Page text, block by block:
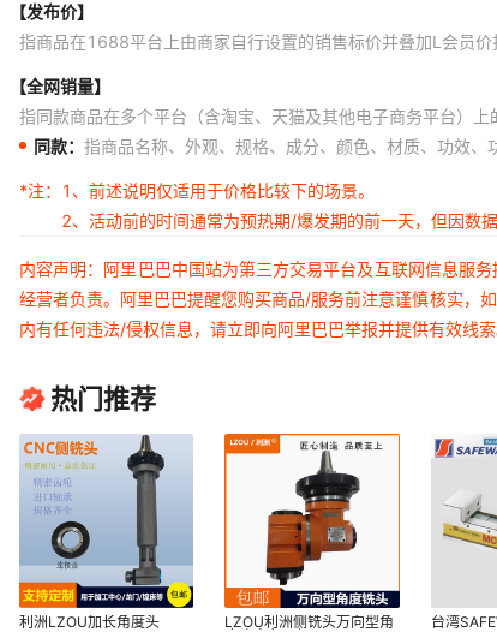
【发布价】
指商品在1688平台上由商家自行设置的销售标价并叠加L会员价
【全网销量】
指同款商品在多个平台（含淘宝、天猫及其他电子商务平台）上
同款： 指商品名称、外观、规格、成分、颜色、材质、功效、
*注：
1、前述说明仅适用于价格比较下的场景。
2、活动前的时间通常为预热期/爆发期的前一天，但因数
内容声明：阿里巴巴中国站为第三方交易平台及互联网信息服
经营者负责。阿里巴巴提醒您购买商品/服务前注意谨慎核实，
内有任何违法/侵权信息，请立即向阿里巴巴举报并提供有效线索
热门推荐
利洲LZOU加长角度头
LZOU利洲侧铣头万向型角
台湾